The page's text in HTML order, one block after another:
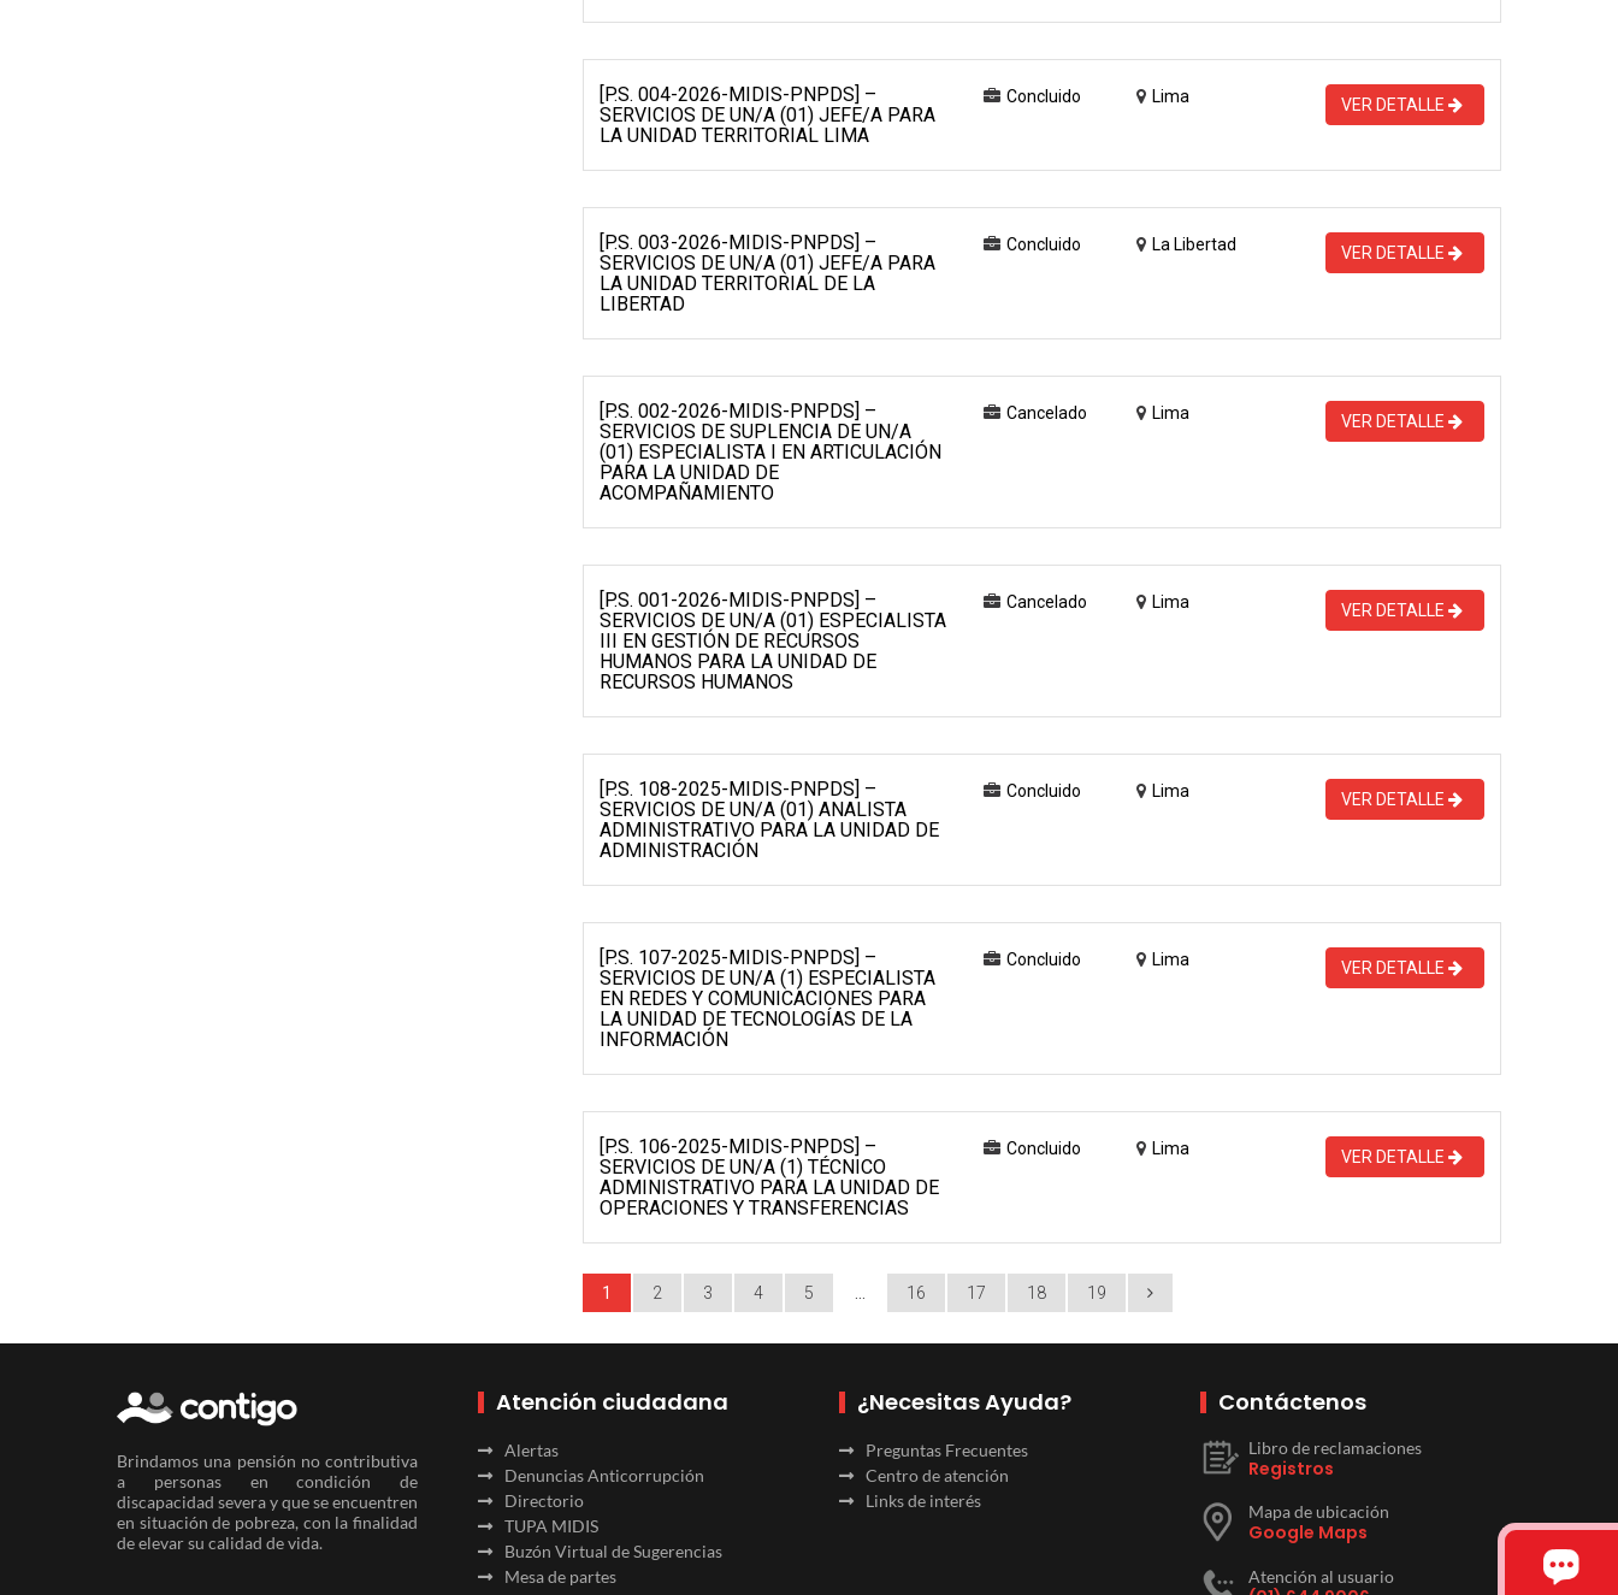
[P.S. 004-2026-MIDIS-PNPDS] –
SERVICIOS DE UN/A (01) JEFE/A PARA
LA UNIDAD TERRITORIAL LIMA
Concluido Lima VER DETALLE
[P.S. 003-2026-MIDIS-PNPDS] –
SERVICIOS DE UN/A (01) JEFE/A PARA
LA UNIDAD TERRITORIAL DE LA
LIBERTAD
Concluido La Libertad VER DETALLE
[P.S. 002-2026-MIDIS-PNPDS] –
SERVICIOS DE SUPLENCIA DE UN/A
(01) ESPECIALISTA I EN ARTICULACIÓN
PARA LA UNIDAD DE
ACOMPAÑAMIENTO
Cancelado Lima VER DETALLE
[P.S. 001-2026-MIDIS-PNPDS] –
SERVICIOS DE UN/A (01) ESPECIALISTA
III EN GESTIÓN DE RECURSOS
HUMANOS PARA LA UNIDAD DE
RECURSOS HUMANOS
Cancelado Lima VER DETALLE
[P.S. 108-2025-MIDIS-PNPDS] –
SERVICIOS DE UN/A (01) ANALISTA
ADMINISTRATIVO PARA LA UNIDAD DE
ADMINISTRACIÓN
Concluido Lima VER DETALLE
[P.S. 107-2025-MIDIS-PNPDS] –
SERVICIOS DE UN/A (1) ESPECIALISTA
EN REDES Y COMUNICACIONES PARA
LA UNIDAD DE TECNOLOGÍAS DE LA
INFORMACIÓN
Concluido Lima VER DETALLE
[P.S. 106-2025-MIDIS-PNPDS] –
SERVICIOS DE UN/A (1) TÉCNICO
ADMINISTRATIVO PARA LA UNIDAD DE
OPERACIONES Y TRANSFERENCIAS
Concluido Lima VER DETALLE
1 2 3 4 5 16 17 18 19
Brindamos una pensión no contributiva
a personas en condición de
discapacidad severa y que se encuentren
en situación de pobreza, con la finalidad
de elevar su calidad de vida.
Atención ciudadana
Alertas
Denuncias Anticorrupción
Directorio
TUPA MIDIS
Buzón Virtual de Sugerencias
Mesa de partes
¿Necesitas Ayuda?
Preguntas Frecuentes
Centro de atención
Links de interés
Contáctenos
Libro de reclamaciones
Registros
Mapa de ubicación
Google Maps
Atención al usuario